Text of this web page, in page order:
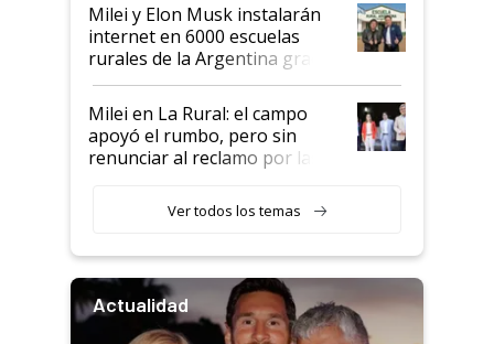
Milei y Elon Musk instalarán
internet en 6000 escuelas
rurales de la Argentina gracias
a un acuerdo con Starlink
Milei en La Rural: el campo
apoyó el rumbo, pero sin
renunciar al reclamo por las
Ver todos los temas
Actualidad